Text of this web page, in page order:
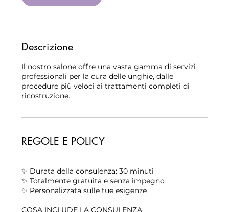
Descrizione
Il nostro salone offre una vasta gamma di servizi
professionali per la cura delle unghie, dalle
procedure più veloci ai trattamenti completi di
ricostruzione.
REGOLE E POLICY
✨ Durata della consulenza: 30 minuti
✨ Totalmente gratuita e senza impegno
✨ Personalizzata sulle tue esigenze
COSA INCLUDE LA CONSULENZA: